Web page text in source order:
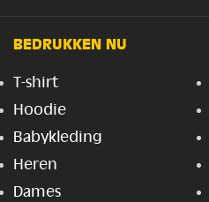
BEDRUKKEN NU
T-shirt
Hoodie
Babykleding
Heren
Dames